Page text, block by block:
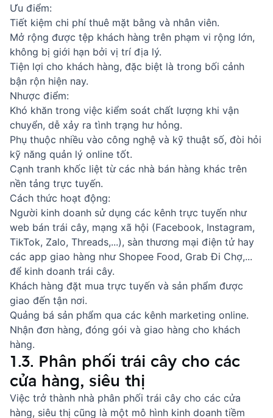
Ưu điểm:
Tiết kiệm chi phí thuê mặt bằng và nhân viên.
Mở rộng được tệp khách hàng trên phạm vi rộng lớn,
không bị giới hạn bởi vị trí địa lý.
Tiện lợi cho khách hàng, đặc biệt là trong bối cảnh
bận rộn hiện nay.
Nhược điểm:
Khó khăn trong việc kiểm soát chất lượng khi vận
chuyển, dễ xảy ra tình trạng hư hỏng.
Phụ thuộc nhiều vào công nghệ và kỹ thuật số, đòi hỏi
kỹ năng quản lý online tốt.
Cạnh tranh khốc liệt từ các nhà bán hàng khác trên
nền tảng trực tuyến.
Cách thức hoạt động:
Người kinh doanh sử dụng các kênh trực tuyến như
web bán trái cây, mạng xã hội (Facebook, Instagram,
TikTok, Zalo, Threads,...), sàn thương mại điện tử hay
các app giao hàng như Shopee Food, Grab Đi Chợ,...
để kinh doanh trái cây.
Khách hàng đặt mua trực tuyến và sản phẩm được
giao đến tận nơi.
Quảng bá sản phẩm qua các kênh marketing online.
Nhận đơn hàng, đóng gói và giao hàng cho khách
hàng.
1.3. Phân phối trái cây cho các
cửa hàng, siêu thị
Việc trở thành nhà phân phối trái cây cho các cửa
hàng, siêu thị cũng là một mô hình kinh doanh tiềm